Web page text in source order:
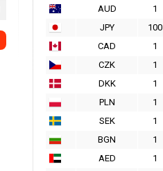
AUD
1
JPY
100
CAD
1
CZK
1
DKK
1
PLN
1
SEK
1
BGN
1
AED
1